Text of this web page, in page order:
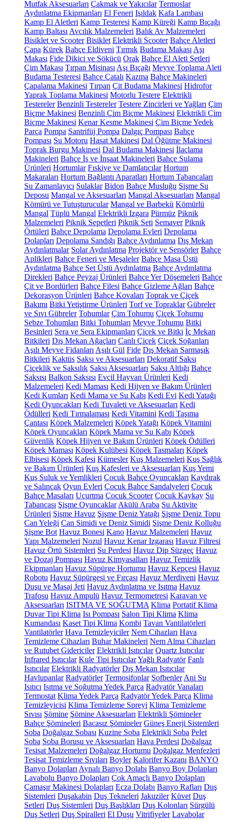
Mutfak Aksesuarları Çakmak ve Yakıcılar Termoslar
Aydınlatma Ekipmanları El Feneri Işıldak Kafa Lambası
Kamp El Aletleri Kamp Testeresi Kamp Küreği Kamp Bıçağı
Kamp Baltası Avcılık Malzemeleri Balık Av Malzemeleri
Bisiklet ve Scooter Bisiklet Elektrikli Scooter Bahçe Aletleri
Çapa Kürek Bahçe Eldiveni Tırmık Budama Makası Aşı
Makası Fide Dikici ve Sökücü Orak Bahçe El Aleti Setleri
Çim Makası Tırpan Misinası Aşı Bıçağı Meyve Toplama Aleti
Budama Testeresi Bahçe Çatalı Kazma Bahçe Makineleri
Çapalama Makinesi Tırpan Çit Budama Makinesi Hidrofor
Yaprak Toplama Makinesi Motorlu Testere Elektrikli
Testereler Benzinli Testereler Testere Zincirleri ve Yağları Çim
Biçme Makinesi Benzinli Çim Biçme Makinesi Elektrikli Çim
Biçme Makinesi Kenar Kesme Makinesi Çim Biçme Yedek
Parça Pompa Santrifüj Pompa Dalgıç Pompası Bahçe
Pompası Su Motoru Hasat Makinesi Dal Öğütme Makinesi
Toprak Burgu Makinesi Dal Budama Makinesi İlaçlama
Makineleri Bahçe İş ve İnşaat Makineleri Bahçe Sulama
Ürünleri Hortumlar Fıskiye ve Damlatıcılar Hortum
Makaraları Hortum Bağlantı Aparatları Hortum Tabancaları
Su Zamanlayıcı Sulaklar Bidon Bahçe Musluğu Şişme Su
Deposu Mangal ve Aksesuarları Mangal Aksesuarları Mangal
Kömürü ve Tutuşturucular Mangal ve Barbekü Kömürlü
Mangal Tüplü Mangal Elektrikli Izgara Pürmüz Piknik
Malzemeleri Piknik Sepetleri Piknik Seti Semaver Piknik
Örtüleri Bahçe Depolama Depolama Evleri Depolama
Dolapları Depolama Sandığı Bahçe Aydınlatma Dış Mekan
Aydınlatmalar Solar Aydınlatma Projektör ve Sensörler Bahçe
Aplikleri Bahçe Feneri ve Meşaleler Bahçe Masa Üstü
Aydınlatma Bahçe Set Üstü Aydınlatma Bahçe Aydınlatma
Direkleri Bahçe Peyzaj Ürünleri Bahçe Yer Döşemeleri Bahçe
Çit ve Bordürleri Bahçe Filesi Bahçe Gizleme Ağları Bahçe
Dekorasyon Ürünleri Bahçe Kovaları Toprak ve Çiçek
Bakımı Bitki Yetiştirme Ürünleri Torf ve Topraklar Gübreler
ve Sıvı Gübreler Tohumlar Çim Tohumu Çiçek Tohumu
Sebze Tohumları Bitki Tohumları Meyve Tohumu Bitki
Besinleri Sera ve Sera Ekipmanları Çiçek ve Bitki İç Mekan
Bitkileri Dış Mekan Ağaçları Canlı Çiçek Çiçek Soğanları
Aşılı Meyve Fidanları Aşılı Gül Fide Dış Mekan Sarmaşık
Bitkileri Kaktüs Saksı ve Aksesuarları Dekoratif Saksı
Çiçeklik ve Saksılık Saksı Aksesuarları Saksı Altlığı Bahçe
Saksısı Balkon Saksısı Evcil Hayvan Ürünleri Kedi
Malzemeleri Kedi Maması Kedi Hijyen ve Bakım Ürünleri
Kedi Kumları Kedi Mama ve Su Kabı Kedi Evi Kedi Yatağı
Kedi Oyuncakları Kedi Tuvaleti ve Aksesuarları Kedi
Ödülleri Kedi Tırmalaması Kedi Vitamini Kedi Taşıma
Çantası Köpek Malzemeleri Köpek Yatağı Köpek Vitamini
Köpek Oyuncakları Köpek Mama ve Su Kabı Köpek
Güvenlik Köpek Hijyen ve Bakım Ürünleri Köpek Ödülleri
Köpek Maması Köpek Kulübesi Köpek Tasmaları Köpek
Elbisesi Köpek Kafesi Kümesler Kuş Malzemeleri Kuş Sağlık
ve Bakım Ürünleri Kuş Kafesleri ve Aksesuarları Kuş Yemi
Kuş Suluk ve Yemlikleri Çocuk Bahçe Oyuncakları Kaydırak
ve Salıncak Oyun Evleri Çocuk Bahçe Sandalyeleri Çocuk
Bahçe Masaları Uçurtma Çocuk Scooter Çocuk Kaykay Su
Tabancası Şişme Oyuncaklar Akülü Araba Su Aktivite
Ürünleri Şişme Havuz Şişme Deniz Yatağı Şişme Deniz Topu
Can Yeleği Can Simidi ve Deniz Simidi Şişme Deniz Kolluğu
Şişme Bot Havuz Bonesi Kano Havuz Malzemeleri Havuz
Yapı Malzemeleri Nozul Havuz Kenar Izgarası Havuz Filtresi
Havuz Örtü Sistemleri Su Perdesi Havuz Dip Süzgeç Havuz
ve Dozaj Pompası Havuz Kimyasalları Havuz Temizlik
Ekipmanları Havuz Süpürge Hortumu Havuz Kepçesi Havuz
Robotu Havuz Süpürgesi ve Fırçası Havuz Merdiveni Havuz
Duşu ve Masaj Jeti Havuz Aydınlatma ve Isıtma Havuz
Trafosu Havuz Ampulü Havuz Termometresi Karavan ve
Aksesuarları ISITMA VE SOĞUTMA Klima Portatif Klima
Duvar Tipi Klima Isı Pompası Salon Tipi Klima Klima
Kumandası Kaset Tipi Klima Kombi Tavan Vantilatörleri
Vantilatörler Hava Temizleyiciler Nem Cihazları Hava
Temizleme Cihazları Buhar Makineleri Nem Alma Cihazları
ve Rutubet Gidericiler Elektrikli Isıtıcılar Quartz Isıtıcılar
Infrared Isıtıcılar Kule Tipi IsıtıcılarYağlı Radyatör Fanlı
Isıtıcılar Elektrikli Radyatörler Dış Mekan Isıtıcılar
Havlupanlar Radyatörler Termosifonlar Şofbenler Ani Su
Isıtıcı Isıtma ve Soğutma Yedek Parça Radyatör Vanaları
Termostat Klima Yedek Parça Radyatör Yedek Parça Klima
Temizleyicisi Klima Temizleme Spreyi Klima Temizleme
Sıvısı Şömine Şömine Aksesuarları Elektrikli Şömineler
Bahçe Şömineleri Bacasız Şömineler Güneş Enerji Sistemleri
Soba Doğalgaz Sobası Kuzine Soba Elektrikli Soba Pelet
Soba Soba Borusu ve Aksesuarları Hava Perdesi Doğalgaz
Tesisat Malzemeleri Doğalgaz Hortumu Doğalgaz Menfezleri
Tesisat Temizleme Sıvıları Boyler Kalorifer Kazanı BANYO
Banyo Dolapları Aynalı Banyo Dolabı Banyo Boy Dolapları
Lavabolu Banyo Dolapları Çok Amaçlı Banyo Dolapları
Çamaşır Makinesi Dolapları Ecza Dolabı Banyo Rafları Duş
Sistemleri Duşakabin Duş Tekneleri Jakuziler Küvet Duş
Setleri Duş Sistemleri Duş Başlıkları Duş Kolonları Sürgülü
Duş Setleri Duş Spiralleri El Duşu Vitrifiyeler Lavabolar